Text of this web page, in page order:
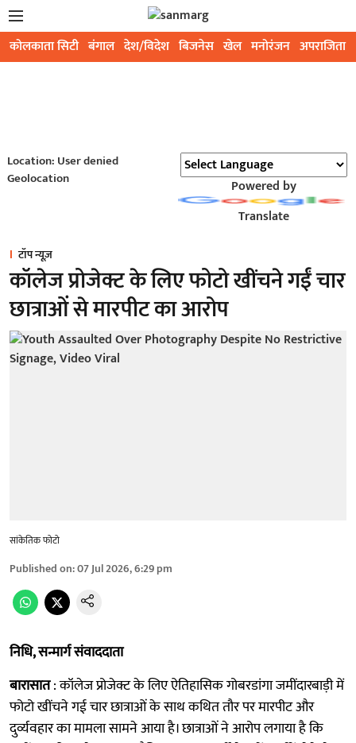
कोलकाता सिटी बंगाल देश/विदेश बिजनेस खेल मनोरंजन अपराजिता
Location: User denied
Geolocation
Powered by
Translate
टॉप न्यूज़
कॉलेज प्रोजेक्ट के लिए फोटो खींचने गईं चार
छात्राओं से मारपीट का आरोप
सांकेतिक फोटो
Published on:07 Jul 2026, 6:29 pm
निधि, सन्मार्ग संवाददाता
बारासात: कॉलेज प्रोजेक्ट के लिए ऐतिहासिक गोबरडांगा जमींदारबाड़ी में
फोटो खींचने गई चार छात्राओं के साथ कथित तौर पर मारपीट और
दुर्व्यवहार का मामला सामने आया है। छात्राओं ने आरोप लगाया है कि